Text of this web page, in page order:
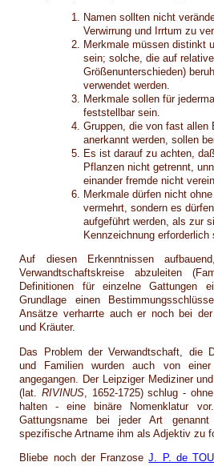
Namen sollten nicht
Verwirrung und Irrtum zu
Merkmale müssen distinkt
sein; solche, die auf
Größenunterschieden)
verwendet werden.
Merkmale sollen für
feststellbar sein.
Gruppen, die von fast allen
anerkannt werden, sollen
Es ist darauf zu achten,
Pflanzen nicht getrennt,
einander fremde nicht
Merkmale dürfen nicht
vermehrt, sondern es
aufgeführt werden, als zur
Kennzeichnung erforderlich
Auf diesen Erkenntnissen
Verwandtschaftskreise abzuleiten
Definitionen für einzelne Gattungen
Grundlage einen
Ansätze verharrte auch er noch bei
und Kräuter.
Das Problem der Verwandtschaft, die
und Familien wurden auch von einer
angegangen. Der Leipziger Mediziner
(lat.RIVINUS , 1652-1725) schlug -
halten - eine binäre Nomenklatur
Gattungsname bei jeder Art
spezifische Artname ihm als Adjektiv zu
Bliebe noch der FranzoseJ. P. de